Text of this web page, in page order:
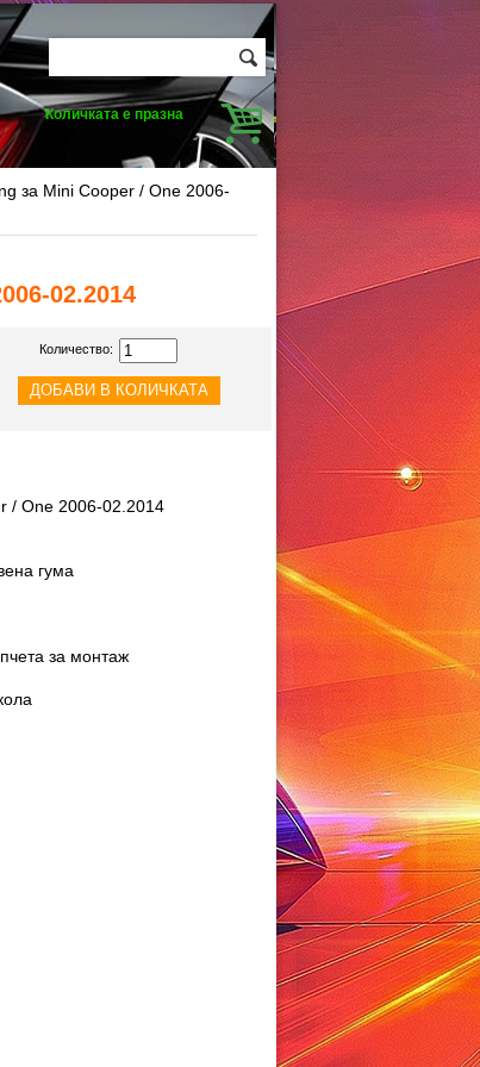
Количката е празна
за Mini Cooper / One 2006-
02.2014
Количество:
/ One 2006-02.2014
гума
за монтаж